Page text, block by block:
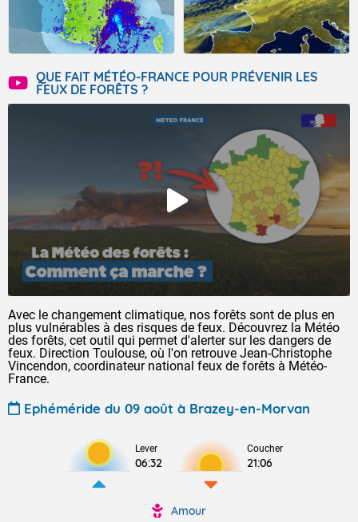
QUE FAIT MÉTÉO-FRANCE POUR PRÉVENIR LES
FEUX DE FORÊTS ?
Avec le changement climatique, nos forêts sont de plus en
plus vulnérables à des risques de feux. Découvrez la Météo
des forêts, cet outil qui permet d'alerter sur les dangers de
feux. Direction Toulouse, où l'on retrouve Jean-Christophe
Vincendon, coordinateur national feux de forêts à Météo-
France.
Ephéméride du 09 août à Brazey-en-Morvan
Lever
06:32
Coucher
21:06
Amour